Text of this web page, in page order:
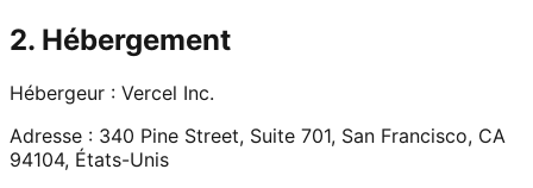
2. Hébergement
Hébergeur : Vercel Inc.
Adresse : 340 Pine Street, Suite 701, San Francisco, CA
94104, États-Unis